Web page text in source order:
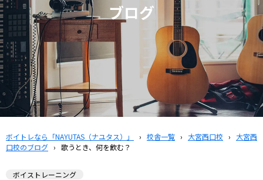
ブログ
ボイトレなら「NAYUTAS（ナユタス）」 › 校舎一覧 › 大宮西口校 ›
大宮西
口校のブログ › 歌うとき、何を飲む？
ボイストレーニング